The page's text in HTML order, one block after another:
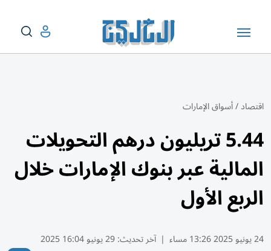
اقتصاد/أسواق الإمارات
5.44 تريليون درهم التحويلات
المالية عبر بنوك الإمارات خلال
الربع الأول
24 يونيو 2025 13:26 مساء | آخر تحديث:29 يونيو 16:04 2025